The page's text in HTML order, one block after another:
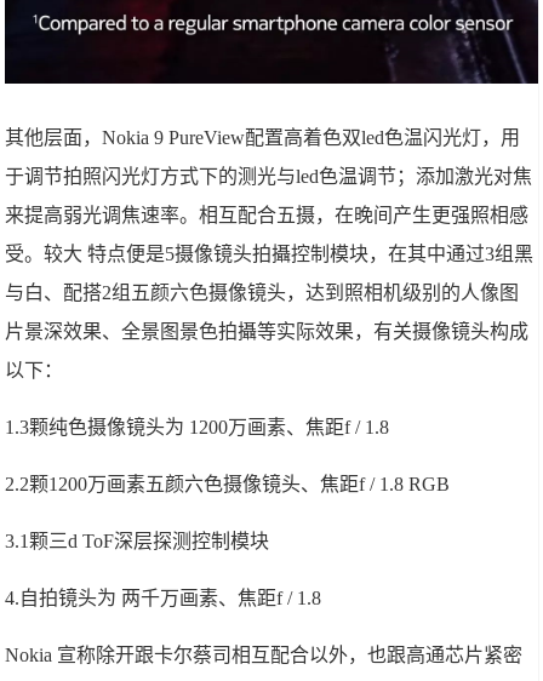
其他层面，Nokia 9 PureView配置高着色双led色温闪光灯，用
于调节拍照闪光灯方式下的测光与led色温调节；添加激光对焦
来提高弱光调焦速率。相互配合五摄，在晚间产生更强照相感
受。较大 特点便是5摄像镜头拍攝控制模块，在其中通过3组黑
与白、配搭2组五颜六色摄像镜头，达到照相机级别的人像图
片景深效果、全景图景色拍攝等实际效果，有关摄像镜头构成
以下：
1.3颗纯色摄像镜头为 1200万画素、焦距f / 1.8
2.2颗1200万画素五颜六色摄像镜头、焦距f / 1.8 RGB
3.1颗三d ToF深层探测控制模块
4.自拍镜头为 两千万画素、焦距f / 1.8
Nokia 宣称除开跟卡尔蔡司相互配合以外，也跟高通芯片紧密